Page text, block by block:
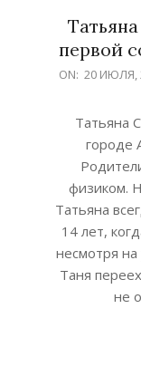
первой
2020-
ON: 20 ИЮЛЯ,
Татьяна
городе
физиком.
Татьяна
14 лет,
несмотря
Таня
не